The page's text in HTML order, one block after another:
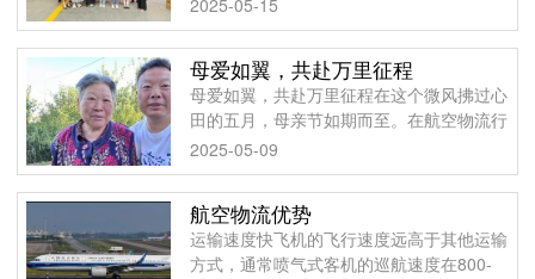
与省外空运服务高质量发展为核心，双方就
航线网络布
2025-05-15
母爱如翼，共赴万里征程
母爱如翼，共赴万里征程在这个微风拂过心
田的五月，母亲节如期而至。在航空物流行
业，我们见证过无数包裹跨越山海的奔赴，
而此刻，我们想将最深的敬意与感恩，献给
每一位母亲
2025-05-09
航空物流优势
运输速度快飞机的飞行速度远高于其他运输
方式，通常喷气式客机的巡航速度在800-